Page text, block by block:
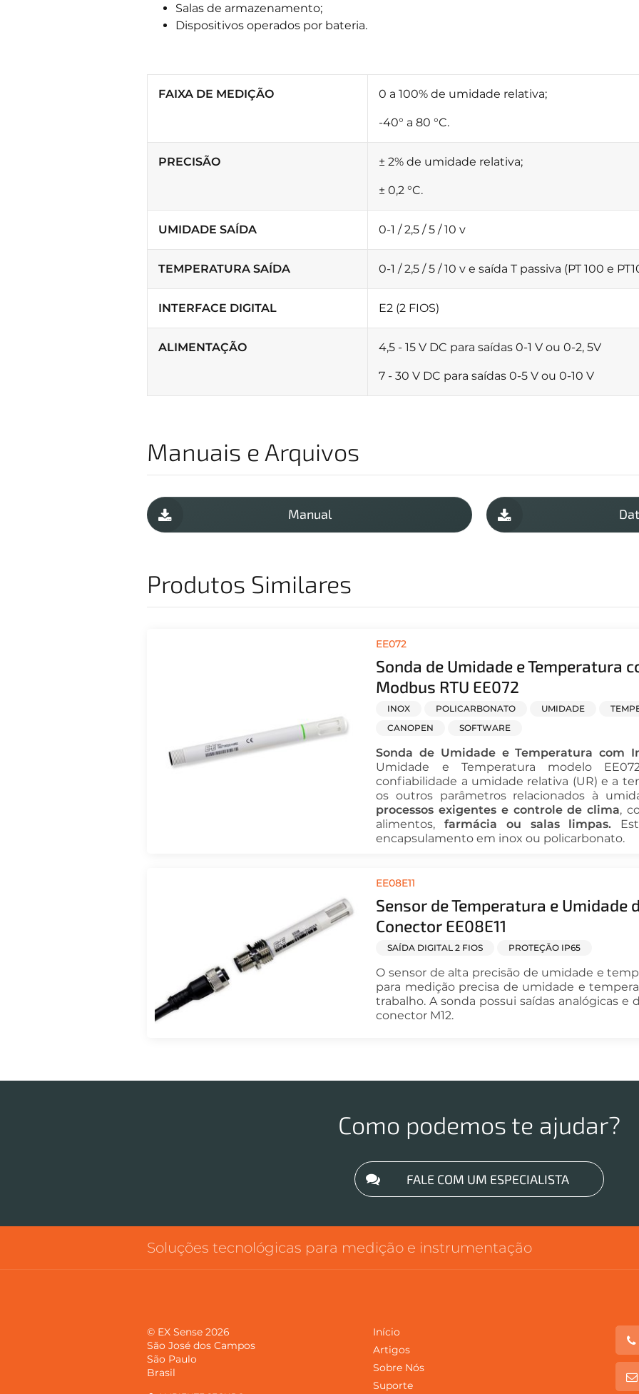
Salas de armazenamento;
Dispositivos operados por bateria.
FAIXA DE MEDIÇÃO 0 a 100% de umidade relativa;
-40° a 80 °C.
PRECISÃO ± 2% de umidade relativa;
± 0,2 °C.
UMIDADE SAÍDA 0-1 / 2,5 / 5 / 10 v
TEMPERATURA SAÍDA 0-1 / 2,5 / 5 / 10 v e saída T passiva (PT 100 e
INTERFACE DIGITAL E2 (2 FIOS)
ALIMENTAÇÃO 4,5 - 15 V DC para saídas 0-1 V ou 0-2, 5V
7 - 30 V DC para saídas 0-5 V ou 0-10 V
Manuais e Arquivos
Manual
Produtos Similares
EE072
Sonda de Umidade e Temperatura
Modbus RTU EE072
INOX POLICARBONATO UMIDADE
CANOPEN
SOFTWARE
Sonda de Umidade e Temperatura com
Umidade e Temperatura modelo
confiabilidade a umidade relativa (UR) e a
os outros parâmetros relacionados à
processos exigentes e controle de clima,
alimentos, farmácia ou salas limpas.
encapsulamento em inox ou policarbonato.
EE08E11
Sensor de Temperatura e Umidade
Conector EE08E11
SAÍDA DIGITAL 2 FIOS PROTEÇÃO IP65
O sensor de alta precisão de umidade e
para medição precisa de umidade e
trabalho. A sonda possui saídas analógicas
conector M12.
Como podemos te ajudar?
FALE COM UM ESPECIALISTA
Soluções tecnológicas para medição e instrumentação
© EX Sense 2026
São José dos Campos
São Paulo
Brasil
Início
Artigos
Sobre Nós
Suporte